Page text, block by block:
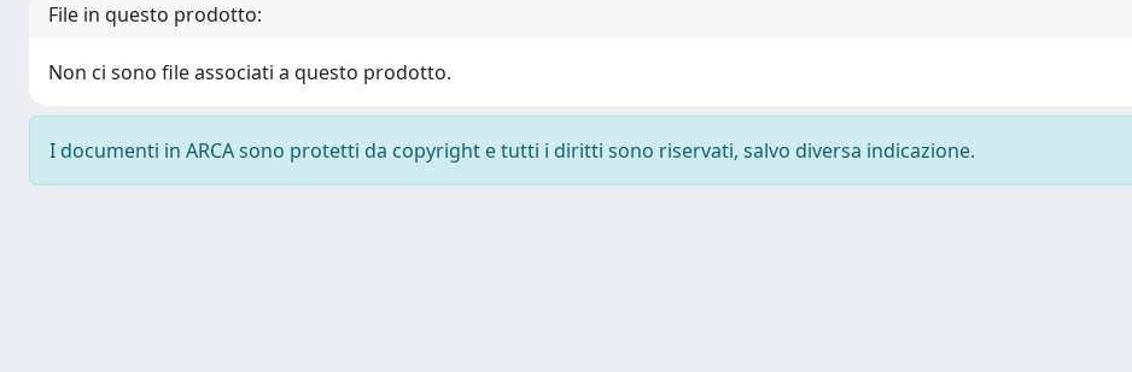
File in questo prodotto:
Non ci sono file associati a questo prodotto.
I documenti in ARCA sono protetti da copyright e tutti i diritti sono riservati, salvo diversa indicazione.